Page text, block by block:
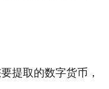
提取的数字货币，